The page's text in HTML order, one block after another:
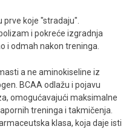
koje "stradaju".
i pokreće izgradnja
i odmah nakon treninga.
a ne aminokiseline iz
BCAA odlažu i pojavu
omogućavajući maksimalne
treninga i takmičenja.
klasa, koja daje isti